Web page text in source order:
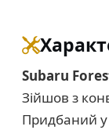
Subaru
Зійшов з
Придбаний у